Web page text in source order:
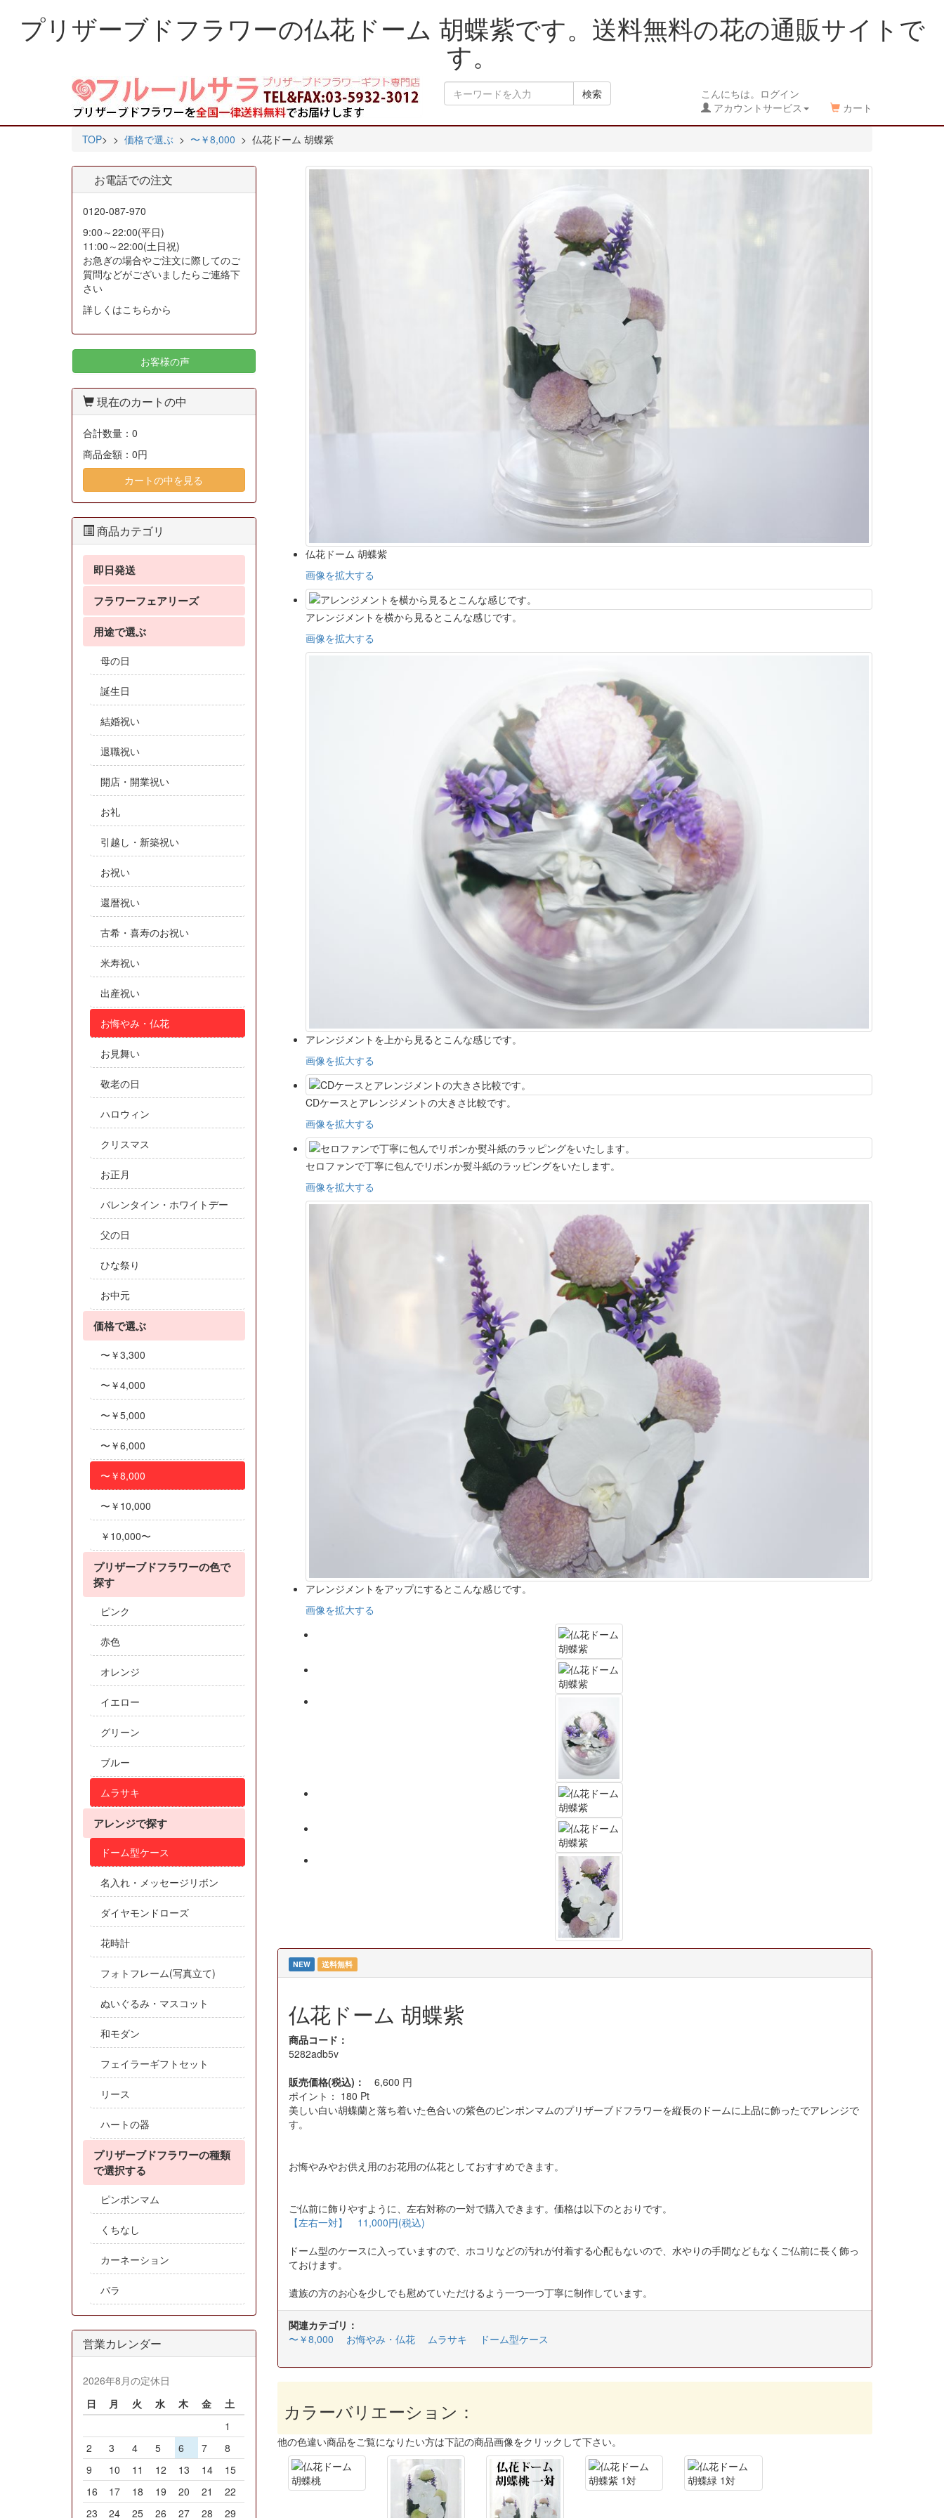
プリザーブドフラワーの仏花ドーム 胡蝶紫です。送料無料の花の通販サイトで
す。
検索
こんにちは。ログイン
アカウントサービス
カート
TOP> > 価格で選ぶ > 〜￥8,000 > 仏花ドーム 胡蝶紫
仏花ドーム 胡蝶紫
画像を拡大する
アレンジメントを横から見るとこんな感じです。
画像を拡大する
アレンジメントを上から見るとこんな感じです。
画像を拡大する
CDケースとアレンジメントの大きさ比較です。
画像を拡大する
セロファンで丁寧に包んでリボンか熨斗紙のラッピングをいたします。
画像を拡大する
アレンジメントをアップにするとこんな感じです。
画像を拡大する
NEW 送料無料
仏花ドーム 胡蝶紫
商品コード：
5282adb5v
販売価格(税込)： 6,600 円
ポイント： 180 Pt
美しい白い胡蝶蘭と落ち着いた色合いの紫色のピンポンマムのプリザーブドフラワーを縦長のドームに上品に飾ったでアレンジで
す。
お悔やみやお供え用のお花用の仏花としておすすめできます。
ご仏前に飾りやすように、左右対称の一対で購入できます。価格は以下のとおりです。
【左右一対】 11,000円(税込)
ドーム型のケースに入っていますので、ホコリなどの汚れが付着する心配もないので、水やりの手間などもなくご仏前に長く飾っ
ておけます。
遺族の方のお心を少しでも慰めていただけるよう一つ一つ丁寧に制作しています。
関連カテゴリ：
〜￥8,000
お悔やみ・仏花 ムラサキ ドーム型ケース
カラーバリエーション：
他の色違い商品をご覧になりたい方は下記の商品画像をクリックして下さい。
お電話での注文
0120-087-970
9:00～22:00(平日)
11:00～22:00(土日祝)
お急ぎの場合やご注文に際してのご
質問などがございましたらご連絡下
さい
詳しくはこちらから
お客様の声
現在のカートの中
合計数量： 0
商品金額： 0円
カートの中を見る
商品カテゴリ
即日発送
フラワーフェアリーズ
用途で選ぶ
母の日
誕生日
結婚祝い
退職祝い
開店・開業祝い
お礼
引越し・新築祝い
お祝い
還暦祝い
古希・喜寿のお祝い
米寿祝い
出産祝い
お悔やみ・仏花
お見舞い
敬老の日
ハロウィン
クリスマス
お正月
バレンタイン・ホワイトデー
父の日
ひな祭り
お中元
価格で選ぶ
〜￥3,300
〜￥4,000
〜￥5,000
〜￥6,000
〜￥8,000
〜￥10,000
￥10,000〜
プリザーブドフラワーの色で
探す
ピンク
赤色
オレンジ
イエロー
グリーン
ブルー
ムラサキ
アレンジで探す
ドーム型ケース
名入れ・メッセージリボン
ダイヤモンドローズ
花時計
フォトフレーム(写真立て)
ぬいぐるみ・マスコット
和モダン
フェイラーギフトセット
リース
ハートの器
プリザーブドフラワーの種類
で選択する
ピンポンマム
くちなし
カーネーション
バラ
営業カレンダー
2026年8月の定休日
日
月 火 水 木 金
土
1
2
3 4 5 6 7
8
9
10 11 12 13 14
15
16
17 18 19 20 21
22
23
24 25 26 27 28 29